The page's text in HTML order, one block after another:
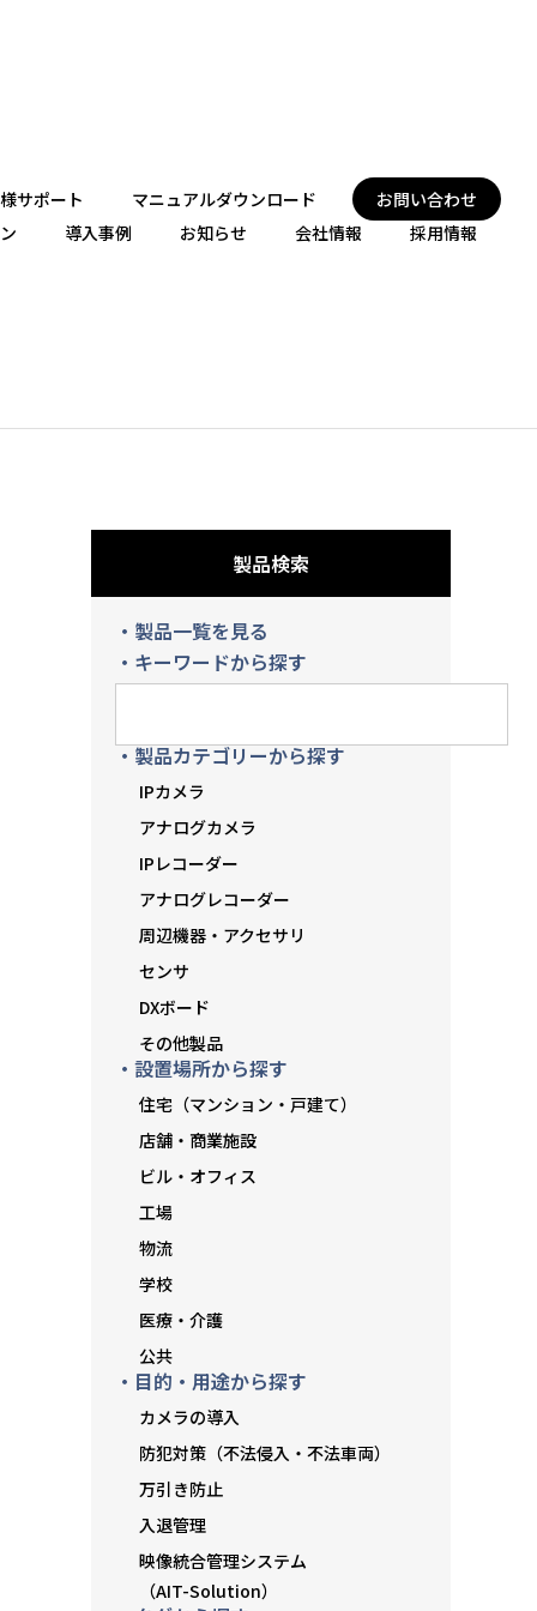
サポート マニュアルダウンロード
お問い合わせ
導入事例 お知らせ 会社情報 採用情報
製品検索
・製品一覧を見る
・キーワードから探す
・製品カテゴリーから探す
IPカメラ
アナログカメラ
IPレコーダー
アナログレコーダー
周辺機器・アクセサリ
センサ
DXボード
その他製品
・設置場所から探す
住宅（マンション・戸建て）
店舗・商業施設
ビル・オフィス
工場
物流
学校
医療・介護
公共
・目的・用途から探す
カメラの導入
防犯対策（不法侵入・不法車両）
万引き防止
入退管理
映像統合管理システム
（AIT-Solution）